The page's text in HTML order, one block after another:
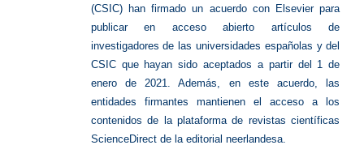
(CSIC) han firmado un acuerdo con Elsevier para
publicar en acceso abierto artículos de
investigadores de las universidades españolas y del
CSIC que hayan sido aceptados a partir del 1 de
enero de 2021. Además, en este acuerdo, las
entidades firmantes mantienen el acceso a los
contenidos de la plataforma de revistas científicas
ScienceDirect de la editorial neerlandesa.